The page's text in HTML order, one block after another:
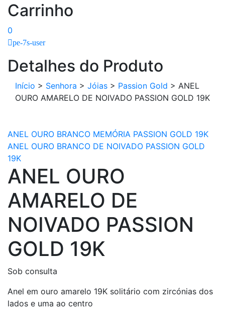
Carrinho
0
pe-7s-user
Detalhes do Produto
Início > Senhora > Jóias > Passion Gold > ANEL
OURO AMARELO DE NOIVADO PASSION GOLD 19K
ANEL OURO BRANCO MEMÓRIA PASSION GOLD 19K
ANEL OURO BRANCO DE NOIVADO PASSION GOLD
19K
ANEL OURO
AMARELO DE
NOIVADO PASSION
GOLD 19K
Sob consulta
Anel em ouro amarelo 19K solitário com zircónias dos
lados e uma ao centro